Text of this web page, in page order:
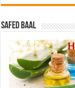
Safed baal